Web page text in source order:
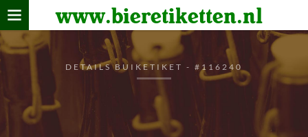
www.bieretiketten.nl
Home
verzamelen
De bierkaart
Bezoekers
DETAILS BUIKETIKET - #116240